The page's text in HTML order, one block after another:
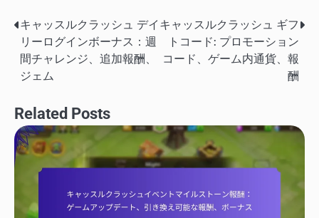
Post
navigation
キャッスルクラッシュ デイ
リーログインボーナス：週
間チャレンジ、追加報酬、
ジェム
キャッスルクラッシュ ギフ
トコード: プロモーション
コード、ゲーム内通貨、報
酬
Related Posts